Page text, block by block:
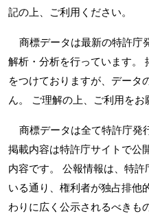
記の上、ご利用ください。
商標データは最新の特許庁
解析・分析を行っています。
をつけておりますが、データ
ん。 ご理解の上、ご利用をお
商標データは全て特許庁発
掲載内容は特許庁サイトで公
内容です。 公報情報は、特許
いる通り、権利者が独占排他
わりに広く公示されるべきも